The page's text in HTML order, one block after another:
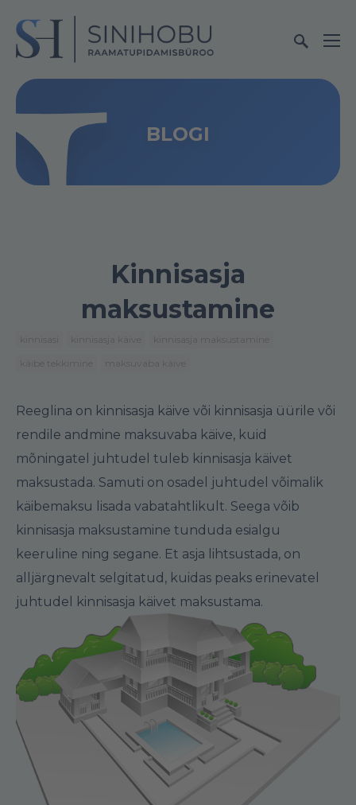
BLOGI
Kinnisasja
maksustamine
kinnisasi kinnisasja käive
kinnisasja maksustamine
käibe tekkimine
maksuvaba käive
Reeglina on kinnisasja käive või kinnisasja üürile või
rendile andmine maksuvaba käive, kuid
mõningatel juhtudel tuleb kinnisasja käivet
maksustada. Samuti on osadel juhtudel võimalik
käibemaksu lisada vabatahtlikult. Seega võib
kinnisasja maksustamine tunduda esialgu
keeruline ning segane. Et asja lihtsustada, on
alljärgnevalt selgitatud, kuidas peaks erinevatel
juhtudel kinnisasja käivet maksustama.